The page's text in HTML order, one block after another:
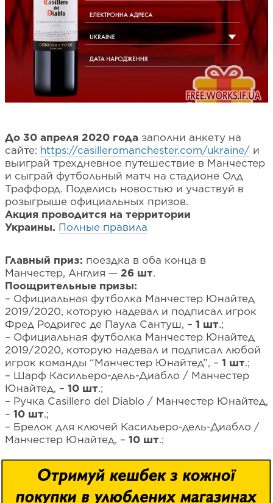
До 30 апреля 2020 года заполни анкету на
сайте: https://casilleromanchester.com/ukraine/ и
выиграй трехдневное путешествие в Манчестер
и сыграй футбольный матч на стадионе Олд
Траффорд. Поделись новостью и участвуй в
розыгрыше официальных призов.
Акция проводится на территории
Украины. Полные правила
Главный приз: поездка в оба конца в
Манчестер, Англия — 26 шт.
Поощрительные призы:
– Официальная футболка Манчестер Юнайтед
2019/2020, которую надевал и подписал игрок
Фред Родригес де Паула Сантуш, – 1 шт.;
– Официальная футболка Манчестер Юнайтед
2019/2020, которую надевал и подписал любой
игрок команды “Манчестер Юнайтед”, – 1 шт.;
– Шарф Касильеро-дель-Диабло / Манчестер
Юнайтед, – 10 шт.;
– Ручка Casillero del Diablo / Манчестер Юнайтед,
– 10 шт.;
– Брелок для ключей Касильеро-дель-Диабло /
Манчестер Юнайтед, – 10 шт.;